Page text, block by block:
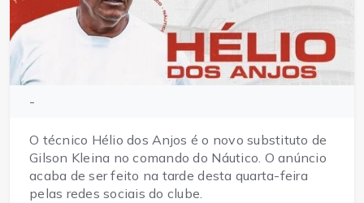
-
O técnico Hélio dos Anjos é o novo substituto de
Gilson Kleina no comando do Náutico. O anúncio
acaba de ser feito na tarde desta quarta-feira
pelas redes sociais do clube.